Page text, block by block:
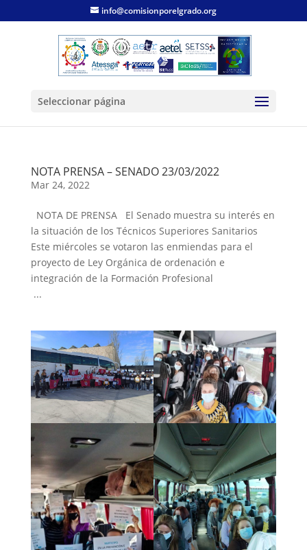
info@comisionporelgrado.org
Seleccionar página
NOTA PRENSA – SENADO 23/03/2022
Mar 24, 2022
NOTA DE PRENSA El Senado muestra su interés en
la situación de los Técnicos Superiores Sanitarios
Este miércoles se votaron las enmiendas para el
proyecto de Ley Orgánica de ordenación e
integración de la Formación Profesional
...